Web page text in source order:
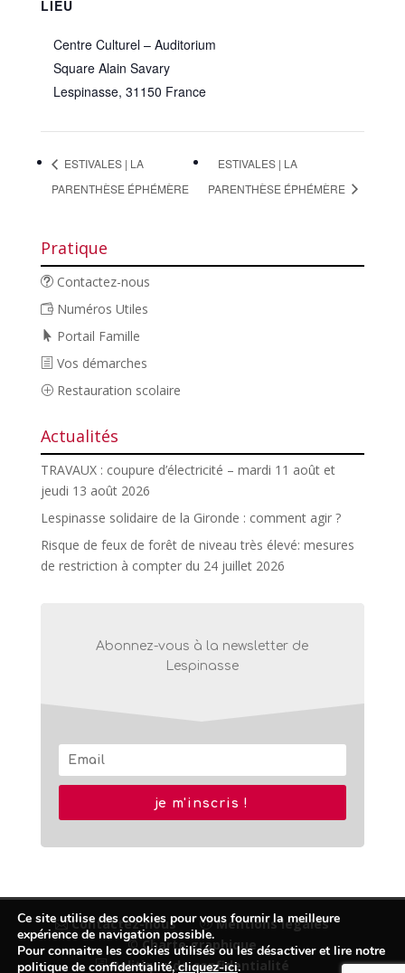
LIEU
Centre Culturel – Auditorium
Square Alain Savary
Lespinasse, 31150 France
ESTIVALES | LA
PARENTHÈSE ÉPHÉMÈRE
ESTIVALES | LA
PARENTHÈSE ÉPHÉMÈRE
Pratique
Contactez-nous
Numéros Utiles
Portail Famille
Vos démarches
Restauration scolaire
Actualités
TRAVAUX : coupure d’électricité – mardi 11 août et
jeudi 13 août 2026
Lespinasse solidaire de la Gironde : comment agir ?
Risque de feux de forêt de niveau très élevé: mesures
de restriction à compter du 24 juillet 2026
Abonnez-vous à la newsletter de
Lespinasse
je m'inscris !
Contactez-nous
Mentions légales
© Charte graphique
Politique de confidentialité
Ce site utilise des cookies pour vous fournir la meilleure
expérience de navigation possible.
Pour connaitre les cookies utilisés ou les désactiver et lire notre
politique de confidentialité,cliquez-ici.